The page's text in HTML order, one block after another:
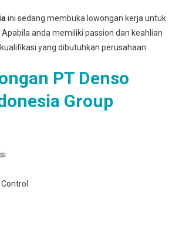
ini sedang membuka lowongan kerja untuk
anda memiliki passion dan keahlian
yang dibutuhkan perusahaan.
PT Denso
Group